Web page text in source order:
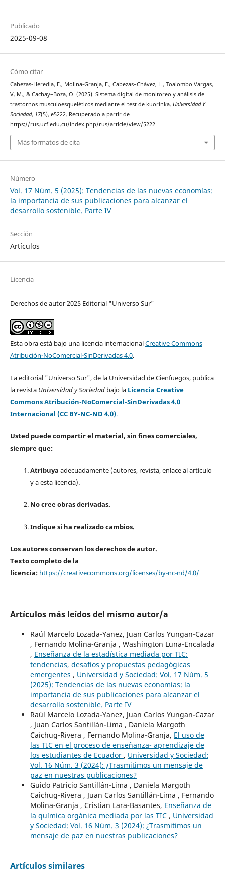
Publicado
2025-09-08
Cómo citar
Cabezas-Heredia, E., Molina-Granja, F., Cabezas–Chávez, L., Toalombo Vargas,
V. M., & Cachay–Boza, O. (2025). Sistema digital de monitoreo y análisis de
trastornos musculoesqueléticos mediante el test de kuorinka. Universidad Y
Sociedad, 17(5), e5222. Recuperado a partir de
https://rus.ucf.edu.cu/index.php/rus/article/view/5222
Más formatos de cita
Número
Vol. 17 Núm. 5 (2025): Tendencias de las nuevas economías:
la importancia de sus publicaciones para alcanzar el
desarrollo sostenible. Parte IV
Sección
Artículos
Licencia
Derechos de autor 2025 Editorial "Universo Sur"
Esta obra está bajo una licencia internacionalCreative Commons
Atribución-NoComercial-SinDerivadas 4.0.
La editorial "Universo Sur", de la Universidad de Cienfuegos, publica
la revista Universidad y Sociedad bajo la Licencia Creative
Commons Atribución-NoComercial-SinDerivadas 4.0
Internacional (CC BY-NC-ND 4.0).
Usted puede compartir el material, sin fines comerciales,
siempre que:
Atribuya adecuadamente (autores, revista, enlace al artículo
y a esta licencia).
No cree obras derivadas.
Indique si ha realizado cambios.
Los autores conservan los derechos de autor.
Texto completo de la
licencia: https://creativecommons.org/licenses/by-nc-nd/4.0/
Artículos más leídos del mismo autor/a
Raúl Marcelo Lozada-Yanez, Juan Carlos Yungan-Cazar
, Fernando Molina-Granja , Washington Luna-Encalada
, Enseñanza de la estadística mediada por TIC:
tendencias, desafíos y propuestas pedagógicas
emergentes , Universidad y Sociedad: Vol. 17 Núm. 5
(2025): Tendencias de las nuevas economías: la
importancia de sus publicaciones para alcanzar el
desarrollo sostenible. Parte IV
Raúl Marcelo Lozada-Yanez, Juan Carlos Yungan-Cazar
, Juan Carlos Santillán-Lima , Daniela Margoth
Caichug-Rivera , Fernando Molina-Granja, El uso de
las TIC en el proceso de enseñanza- aprendizaje de
los estudiantes de Ecuador , Universidad y Sociedad:
Vol. 16 Núm. 3 (2024): ¿Trasmitimos un mensaje de
paz en nuestras publicaciones?
Guido Patricio Santillán-Lima , Daniela Margoth
Caichug-Rivera , Juan Carlos Santillán-Lima , Fernando
Molina-Granja , Cristian Lara-Basantes, Enseñanza de
la química orgánica mediada por las TIC , Universidad
y Sociedad: Vol. 16 Núm. 3 (2024): ¿Trasmitimos un
mensaje de paz en nuestras publicaciones?
Artículos similares